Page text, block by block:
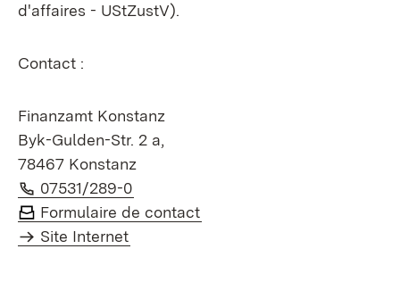
d'affaires - UStZustV).
Contact :
Finanzamt Konstanz
Byk-Gulden-Str. 2 a,
78467 Konstanz
Téléphone:
07531/289-0
Formulaire de contact
Site Internet